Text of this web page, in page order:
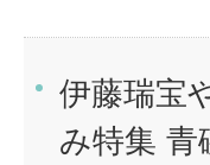
伊藤瑞宝
み特集 青